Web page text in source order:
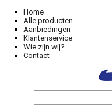
Home
Alle producten
Aanbiedingen
Klantenservice
Wie zijn wij?
Contact